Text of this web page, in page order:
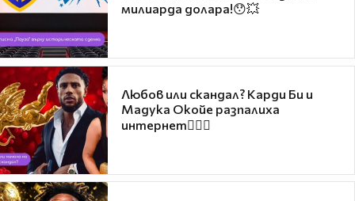
милиарда долара!😯💥
Любов или скандал? Карди Би и
Мадука Окойе разпалиха
интернет❤️‍🔥🔥